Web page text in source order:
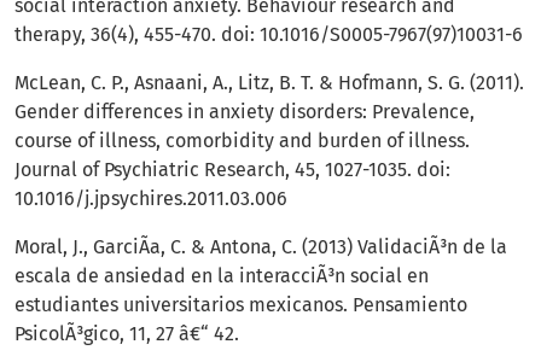
social interaction anxiety. Behaviour research and
therapy, 36(4), 455-470. doi: 10.1016/S0005-7967(97)10031-6
McLean, C. P., Asnaani, A., Litz, B. T. & Hofmann, S. G. (2011).
Gender differences in anxiety disorders: Prevalence,
course of illness, comorbidity and burden of illness.
Journal of Psychiatric Research, 45, 1027-1035. doi:
10.1016/j.jpsychires.2011.03.006
Moral, J., GarciÃ­a, C. & Antona, C. (2013) ValidaciÃ³n de la
escala de ansiedad en la interacciÃ³n social en
estudiantes universitarios mexicanos. Pensamiento
PsicolÃ³gico, 11, 27 â€“ 42.